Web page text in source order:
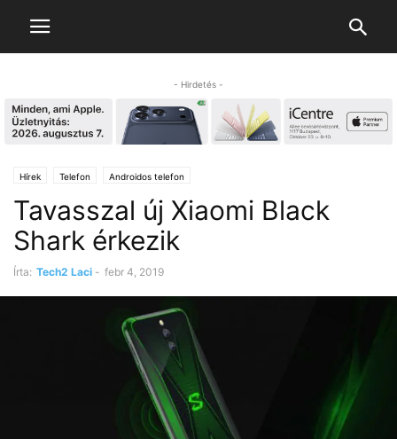
- Hirdetés -
Hírek Telefon Androidos telefon
Tavasszal új Xiaomi Black
Shark érkezik
Írta: Tech2 Laci - febr 4, 2019